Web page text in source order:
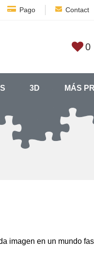
Pago Contact
0
3D MÁS
imagen en un mundo